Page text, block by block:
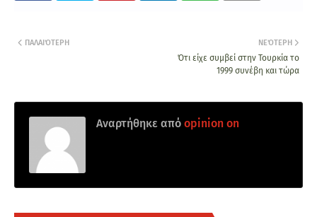
ΝΕΌΤΕΡΗ
Ότι είχε συμβεί στην Τουρκία το
1999 συνέβη και τώρα
ΠΑΛΑΙΌΤΕΡΗ
Αναρτήθηκε από opinion on